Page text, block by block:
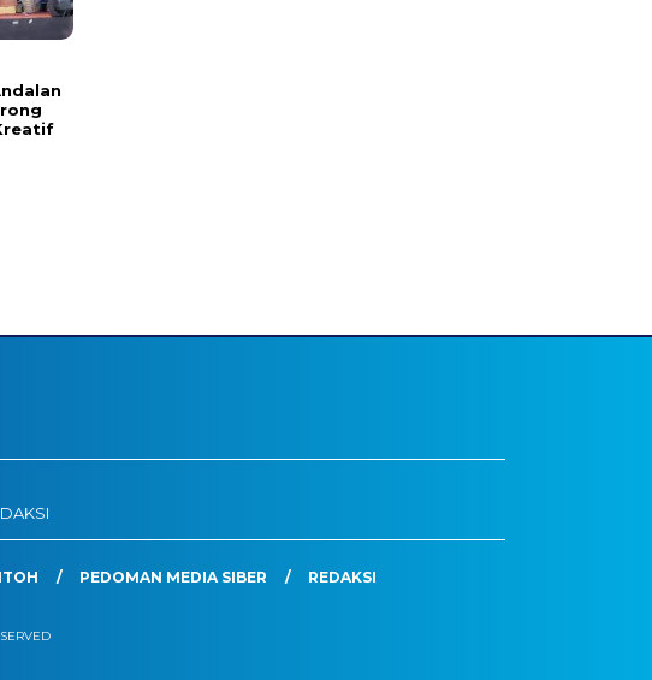
PEDOMAN MEDIA SIBER REDAKSI